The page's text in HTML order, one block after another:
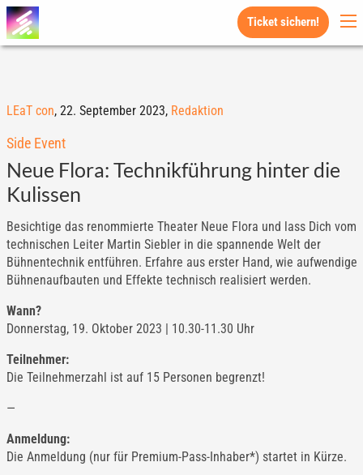
Ticket sichern!
LEaT con, 22. September 2023, Redaktion
Side Event
Neue Flora: Technikführung hinter die
Kulissen
Besichtige das renommierte Theater Neue Flora und lass Dich vom
technischen Leiter Martin Siebler in die spannende Welt der
Bühnentechnik entführen. Erfahre aus erster Hand, wie aufwendige
Bühnenaufbauten und Effekte technisch realisiert werden.
Wann?
Donnerstag, 19. Oktober 2023 | 10.30-11.30 Uhr
Teilnehmer:
Die Teilnehmerzahl ist auf 15 Personen begrenzt!
—
Anmeldung:
Die Anmeldung (nur für Premium-Pass-Inhaber*) startet in Kürze.